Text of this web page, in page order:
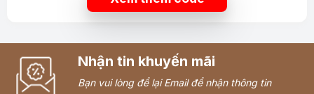
Nhận tin khuyến mãi
Bạn vui lòng để lại Email để nhận thông tin